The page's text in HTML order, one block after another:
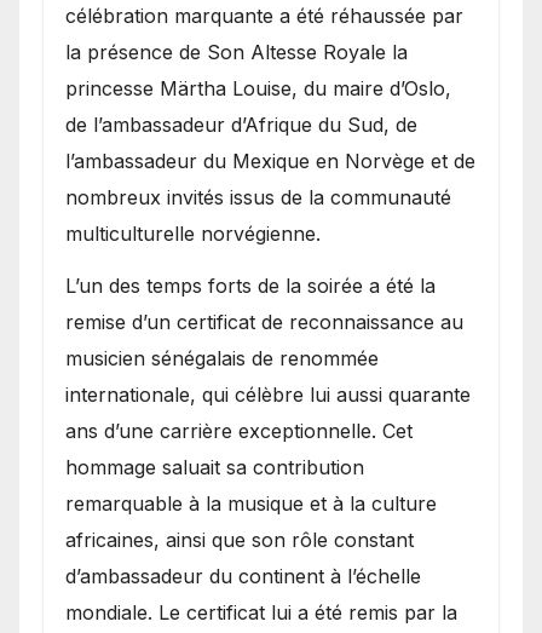
célébration marquante a été réhaussée par
la présence de Son Altesse Royale la
princesse Märtha Louise, du maire d’Oslo,
de l’ambassadeur d’Afrique du Sud, de
l’ambassadeur du Mexique en Norvège et de
nombreux invités issus de la communauté
multiculturelle norvégienne.
​L’un des temps forts de la soirée a été la
remise d’un certificat de reconnaissance au
musicien sénégalais de renommée
internationale, qui célèbre lui aussi quarante
ans d’une carrière exceptionnelle. Cet
hommage saluait sa contribution
remarquable à la musique et à la culture
africaines, ainsi que son rôle constant
d’ambassadeur du continent à l’échelle
mondiale. Le certificat lui a été remis par la